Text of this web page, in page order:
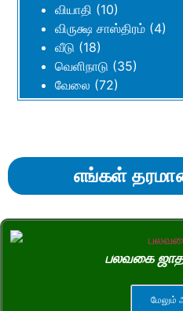
வியாதி (10)
விருக்ஷ சாஸ்திரம் (4)
வீடு (18)
வெளிநாடு (35)
வேலை (72)
எங்கள்
பலவகை
மேலும்